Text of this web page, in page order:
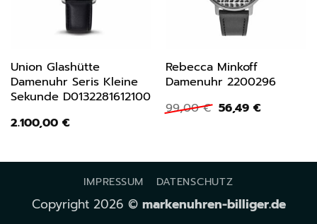
Union Glashütte
Damenuhr Seris Kleine
Sekunde D0132281612100
2.100,00 €
Rebecca Minkoff
Damenuhr 2200296
99,00€ Ursprünglicher
Preis
56,49 €Aktueller
IMPRESSUM DATENSCHUTZ
Copyright 2026 © markenuhren-billiger.de